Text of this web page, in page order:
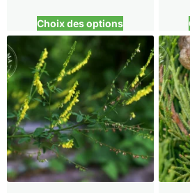
Choix des options